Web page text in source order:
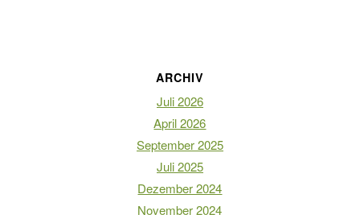
ARCHIV
Juli 2026
April 2026
September 2025
Juli 2025
Dezember 2024
November 2024